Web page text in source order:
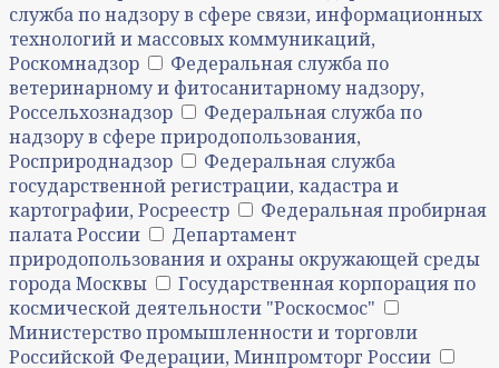
служба по надзору в сфере связи, информационных
технологий и массовых коммуникаций,
Роскомнадзор
Федеральная служба по
ветеринарному и фитосанитарному надзору,
Россельхознадзор
Федеральная служба по
надзору в сфере природопользования,
Росприроднадзор
Федеральная служба
государственной регистрации, кадастра и
картографии, Росреестр
Федеральная пробирная
палата России
Департамент
природопользования и охраны окружающей среды
города Москвы
Государственная корпорация по
космической деятельности "Роскосмос"
Министерство промышленности и торговли
Российской Федерации, Минпромторг России